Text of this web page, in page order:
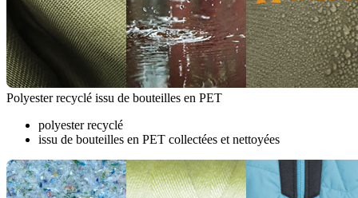
Polyester recyclé issu de bouteilles en PET
polyester recyclé
issu de bouteilles en PET collectées et nettoyées